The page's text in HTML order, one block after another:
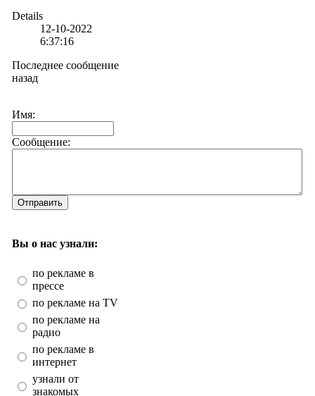
Details
12-10-2022
6:37:16
Последнее сообщение
назад
Имя:
Сообщение:
Отправить
Вы о нас узнали:
по рекламе в
прессе
по рекламе на TV
по рекламе на
радио
по рекламе в
интернет
узнали от
знакомых